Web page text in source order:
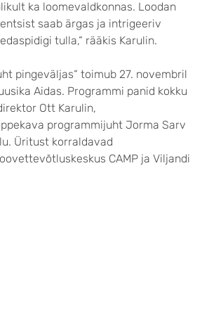
ka loomevaldkonnas. Loodan
saab ärgas ja intrigeeriv
tulla,“ rääkis Karulin.
pinge­väljas“ toimub 27. novembril
Aidas. Prog­rammi panid kokku
Ott Karulin,
programmijuht Jorma Sarv
Üritust korraldavad
CAMP ja Viljandi